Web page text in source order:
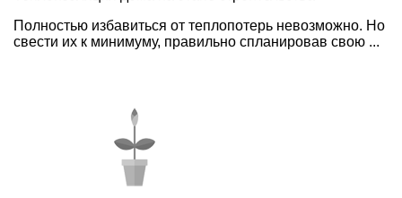
Полностью избавиться от теплопотерь невозможно. Но
свести их к минимуму, правильно спланировав свою ...